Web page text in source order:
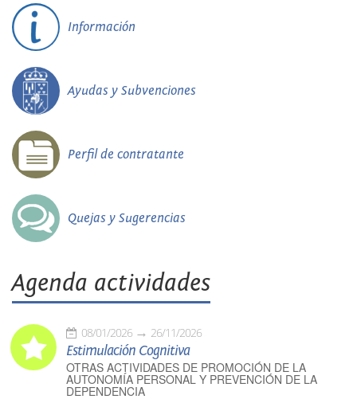
Información
Ayudas y Subvenciones
Perfil de contratante
Quejas y Sugerencias
Agenda actividades
08/01/2026 26/11/2026
Estimulación Cognitiva
OTRAS ACTIVIDADES DE PROMOCIÓN DE LA
AUTONOMÍA PERSONAL Y PREVENCIÓN DE LA
DEPENDENCIA